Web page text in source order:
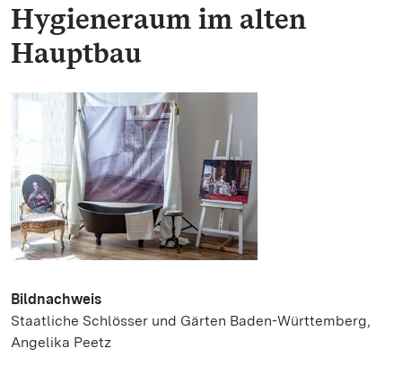
Hygieneraum im alten
Hauptbau
Bildnachweis
Staatliche Schlösser und Gärten Baden-Württemberg,
Angelika Peetz